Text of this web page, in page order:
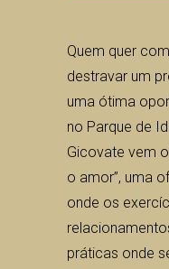
Quem quer
destravar um
uma ótima
no Parque de
Gicovate vem
o amor”, uma
onde os
práticas onde